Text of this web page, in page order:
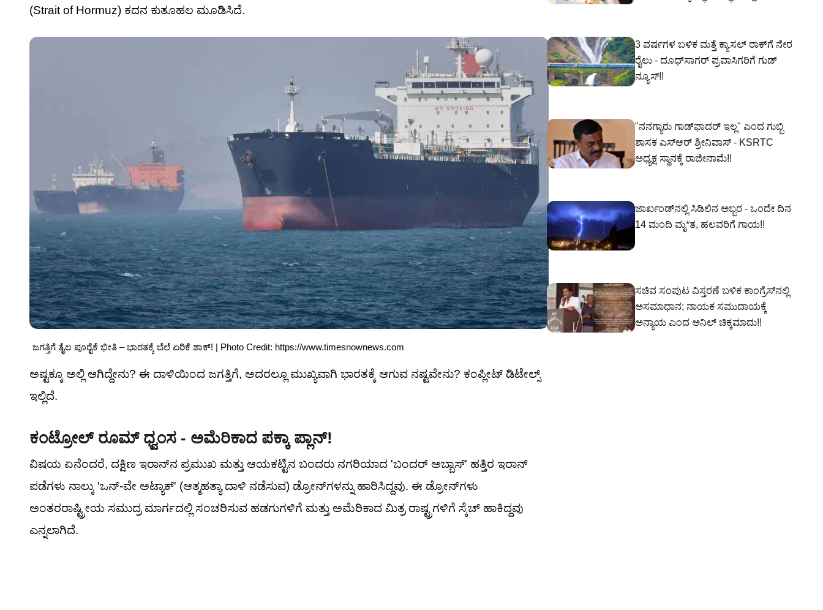
(Strait of Hormuz) ಕದನ ಕುತೂಹಲ ಮೂಡಿಸಿದೆ.
ಜಗತ್ತಿಗೆ ತೈಲ ಪೂರೈಕೆ ಭೀತಿ – ಭಾರತಕ್ಕೆ ಬೆಲೆ ಏರಿಕೆ ಶಾಕ್! | Photo Credit: https://www.timesnownews.com
ಅಷ್ಟಕ್ಕೂ ಅಲ್ಲಿ ಆಗಿದ್ದೇನು? ಈ ದಾಳಿಯಿಂದ ಜಗತ್ತಿಗೆ, ಅದರಲ್ಲೂ ಮುಖ್ಯವಾಗಿ ಭಾರತಕ್ಕೆ ಆಗುವ ನಷ್ಟವೇನು? ಕಂಪ್ಲೀಟ್ ಡಿಟೇಲ್ಸ್
ಇಲ್ಲಿದೆ.
ಕಂಟ್ರೋಲ್ ರೂಮ್ ಧ್ವಂಸ - ಅಮೆರಿಕಾದ ಪಕ್ಕಾ ಪ್ಲಾನ್!
ವಿಷಯ ಏನೆಂದರೆ, ದಕ್ಷಿಣ ಇರಾನ್‌ನ ಪ್ರಮುಖ ಮತ್ತು ಆಯಕಟ್ಟಿನ ಬಂದರು ನಗರಿಯಾದ 'ಬಂದರ್ ಅಬ್ಬಾಸ್' ಹತ್ತಿರ ಇರಾನ್
ಪಡೆಗಳು ನಾಲ್ಕು 'ಒನ್-ವೇ ಅಟ್ಯಾಕ್' (ಆತ್ಮಹತ್ಯಾ ದಾಳಿ ನಡೆಸುವ) ಡ್ರೋನ್‌ಗಳನ್ನು ಹಾರಿಸಿದ್ದವು. ಈ ಡ್ರೋನ್‌ಗಳು
ಅಂತರರಾಷ್ಟ್ರೀಯ ಸಮುದ್ರ ಮಾರ್ಗದಲ್ಲಿ ಸಂಚರಿಸುವ ಹಡಗುಗಳಿಗೆ ಮತ್ತು ಅಮೆರಿಕಾದ ಮಿತ್ರ ರಾಷ್ಟ್ರಗಳಿಗೆ ಸ್ಕೆಚ್ ಹಾಕಿದ್ದವು
ಎನ್ನಲಾಗಿದೆ.
3 ವರ್ಷಗಳ ಬಳಿಕ ಮತ್ತೆ ಕ್ಯಾಸಲ್ ರಾಕ್‌ಗೆ ನೇರ
ರೈಲು - ದೂಧ್‌ಸಾಗರ್ ಪ್ರವಾಸಿಗರಿಗೆ ಗುಡ್
ನ್ಯೂಸ್!!
"ನನಗ್ಯಾರು ಗಾಡ್‌ಫಾದರ್ ಇಲ್ಲ" ಎಂದ ಗುಬ್ಬಿ
ಶಾಸಕ ಎಸ್‌ಆರ್‌ ಶ್ರೀನಿವಾಸ್‌ - KSRTC
ಅಧ್ಯಕ್ಷ ಸ್ಥಾನಕ್ಕೆ ರಾಜೀನಾಮೆ!!
ಜಾರ್ಖಂಡ್‌ನಲ್ಲಿ ಸಿಡಿಲಿನ ಅಬ್ಬರ - ಒಂದೇ ದಿನ
14 ಮಂದಿ ಮೃ*ತ, ಹಲವರಿಗೆ ಗಾಯ!!
ಸಚಿವ ಸಂಪುಟ ವಿಸ್ತರಣೆ ಬಳಿಕ ಕಾಂಗ್ರೆಸ್‌ನಲ್ಲಿ
ಅಸಮಾಧಾನ; ನಾಯಕ ಸಮುದಾಯಕ್ಕೆ
ಅನ್ಯಾಯ ಎಂದ ಅನಿಲ್ ಚಿಕ್ಕಮಾದು!!